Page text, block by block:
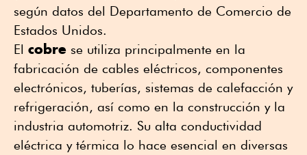
según datos del Departamento de Comercio de
Estados Unidos.
El cobre se utiliza principalmente en la
fabricación de cables eléctricos, componentes
electrónicos, tuberías, sistemas de calefacción y
refrigeración, así como en la construcción y la
industria automotriz. Su alta conductividad
eléctrica y térmica lo hace esencial en diversas